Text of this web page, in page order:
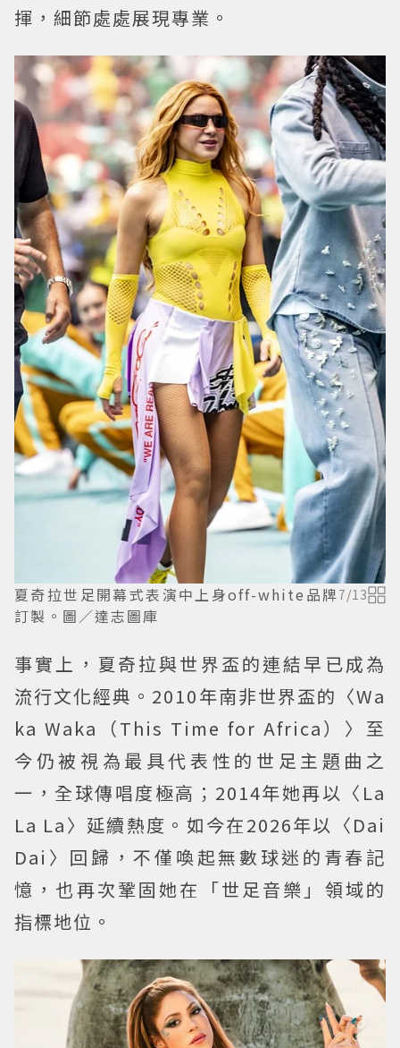
揮，細節處處展現專業。
夏奇拉世足開幕式表演中上身off-white品牌
訂製。圖／達志圖庫
7/13
事實上，夏奇拉與世界盃的連結早已成為
流行文化經典。2010年南非世界盃的〈Wa
ka Waka（This Time for Africa）〉至
今仍被視為最具代表性的世足主題曲之
一，全球傳唱度極高；2014年她再以〈La
La La〉延續熱度。如今在2026年以〈Dai
Dai〉回歸，不僅喚起無數球迷的青春記
憶，也再次鞏固她在「世足音樂」領域的
指標地位。